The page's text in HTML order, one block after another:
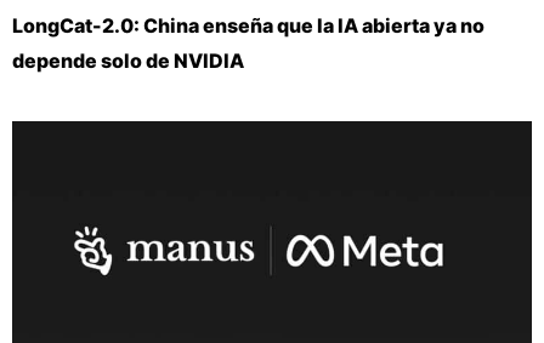
LongCat-2.0: China enseña que la IA abierta ya no
depende solo de NVIDIA